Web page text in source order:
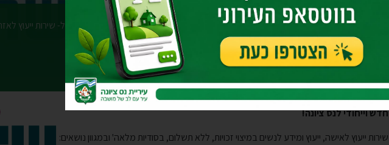
יחידות העירייה רווחה ושירותים חברתיים משאבי קהילה והתנדבות
שי"ל- שירות ייעוץ
שי"לא - שירות ייעוץ לאישה
שי"לא - שירות ייעוץ לאישה
חדש וייחודי לנס ציונה!
שירות ייעוץ לאישה, ייעוץ ומידע לנשים במיצוי זכויות, ללא תשלום, בסודיות מלאה' ובמגוון נושאים: